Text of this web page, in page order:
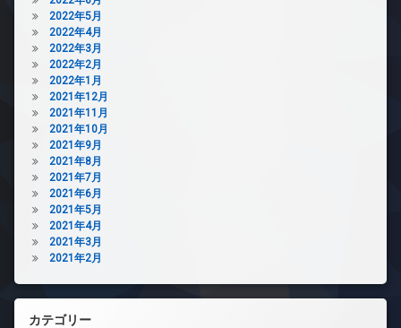
2022年5月
2022年4月
2022年3月
2022年2月
2022年1月
2021年12月
2021年11月
2021年10月
2021年9月
2021年8月
2021年7月
2021年6月
2021年5月
2021年4月
2021年3月
2021年2月
カテゴリー